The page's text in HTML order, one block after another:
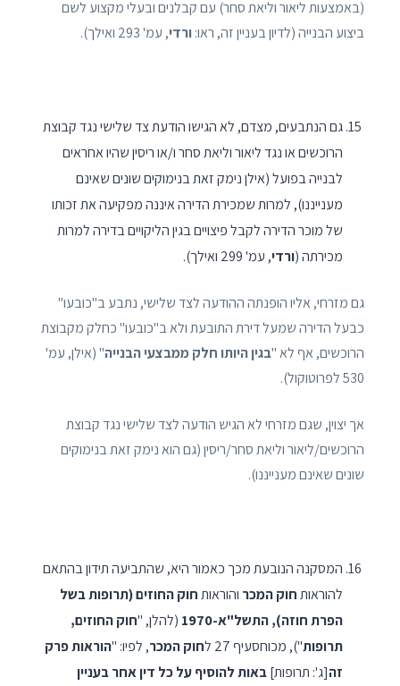
(באמצעות ליאור וליאת סחר) עם קבלנים ובעלי מקצוע לשם
ביצוע הבנייה (לדיון בעניין זה, ראו:ורדי, עמ' 293 ואילך).
גם הנתבעים, מצדם, לא הגישו הודעת צד שלישי נגד קבוצת
הרוכשים או נגד ליאור וליאת סחר ו/או ריסין שהיו אחראים
לבנייה בפועל (אילן נימק זאת בנימוקים שונים שאינם
מענייננו), למרות שמכירת הדירה איננה מפקיעה את זכותו
של מוכר הדירה לקבל פיצויים בגין הליקויים בדירה למרות
מכירתה (ורדי, עמ' 299 ואילך).
גם מזרחי, אליו הופנתה ההודעה לצד שלישי, נתבע ב"כובעו"
כבעל הדירה שמעל דירת התובעת ולא ב"כובעו" כחלק מקבוצת
הרוכשים, אף לא "בגין היותו חלק ממבצעי הבנייה" (אילן, עמ'
530 לפרוטוקול).
אך יצוין, שגם מזרחי לא הגיש הודעה לצד שלישי נגד קבוצת
הרוכשים/ליאור וליאת סחר/ריסין (גם הוא נימק זאת בנימוקים
שונים שאינם מענייננו).
המסקנה הנובעת מכך כאמור היא, שהתביעה תידון בהתאם
להוראותחוק המכר והוראותחוק החוזים (תרופות בשל
הפרת חוזה), התשל"א-1970
(להלן, "חוק החוזים,
תרופות"), מכוחסעיף 27 ל חוק המכר, לפיו: "הוראות פרק
זה[ג': תרופות]באות להוסיף על כל דין אחר בעניין